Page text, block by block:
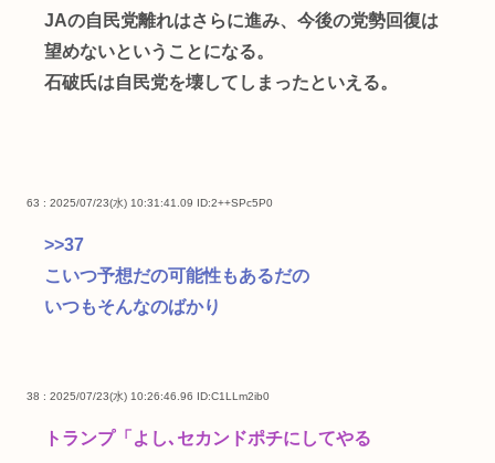
JAの自民党離れはさらに進み、今後の党勢回復は
望めないということになる。
石破氏は自民党を壊してしまったといえる。
63 : 2025/07/23(水) 10:31:41.09 ID:2++SPc5P0
>>37
こいつ予想だの可能性もあるだの
いつもそんなのばかり
38 : 2025/07/23(水) 10:26:46.96 ID:C1LLm2ib0
トランプ「よし､セカンドポチにしてやる